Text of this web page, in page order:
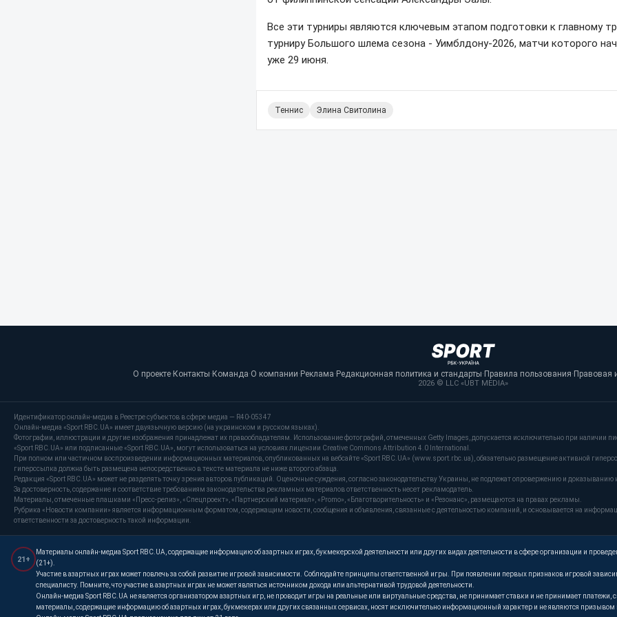
Все эти турниры являются ключевым этапом подготовки к главному
турниру Большого шлема сезона - Уимблдону-2026, матчи которого
уже 29 июня.
Теннис Элина Свитолина
О проекте· Контакты· Команда·О компании· Реклама· Редакционная политика и стандарты· Правила пользования· Правовая
2026 © LLC «UBT MEDIA»
Идентификатор онлайн-медиа в Реестре субъектов в сфере медиа — R40-05347
Онлайн-медиа «Sport RBC.UA» имеет двуязычную версию (на украинском и русском языках).
Фотографии, иллюстрации и другие изображения принадлежат их правообладателям. Использование фотографий, отмеченных Getty Images, допускается исключительно при наличии
«Sport RBC.UA» или подписанные «Sport RBC.UA», могут использоваться на условиях лицензии Creative Commons Attribution 4.0 International.
При полном или частичном воспроизведении информационных материалов, опубликованных на вебсайте «Sport RBC.UA» (www.sport.rbc.ua), обязательно размещение активной
гиперссылка должна быть размещена непосредственно в тексте материала не ниже второго абзаца.
Редакция «Sport RBC.UA» может не разделять точку зрения авторов публикаций. Оценочные суждения, согласно законодательству Украины, не подлежат опровержению и доказыванию
За достоверность, содержание и соответствие требованиям законодательства рекламных материалов ответственность несет рекламодатель.
Материалы, отмеченные плашками «Пресс-релиз», «Спецпроект», «Партнерский материал», «Promo», «Благотворительность» и «Резонанс», размещаются на правах рекламы.
Рубрика «Новости компании» является информационным форматом, содержащим новости, сообщения и объявления, связанные с деятельностью компаний, и основывается на
ответственности за достоверность такой информации.
21+
Материалы онлайн-медиа Sport RBC.UA, содержащие информацию об азартных играх, букмекерской деятельности или других видах деятельности в сфере организации и
(21+).
Участие в азартных играх может повлечь за собой развитие игровой зависимости. Соблюдайте принципы ответственной игры. При появлении первых признаков игровой
специалисту. Помните, что участие в азартных играх не может являться источником дохода или альтернативой трудовой деятельности.
Онлайн-медиа Sport RBC.UA не является организатором азартных игр, не проводит игры на реальные или виртуальные средства, не принимает ставки и не принимает
материалы, содержащие информацию об азартных играх, букмекерах или других связанных сервисах, носят исключительно информационный характер и не являются призывом